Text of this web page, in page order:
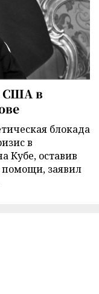
США в
блокада
в
Кубе, оставив
заявил